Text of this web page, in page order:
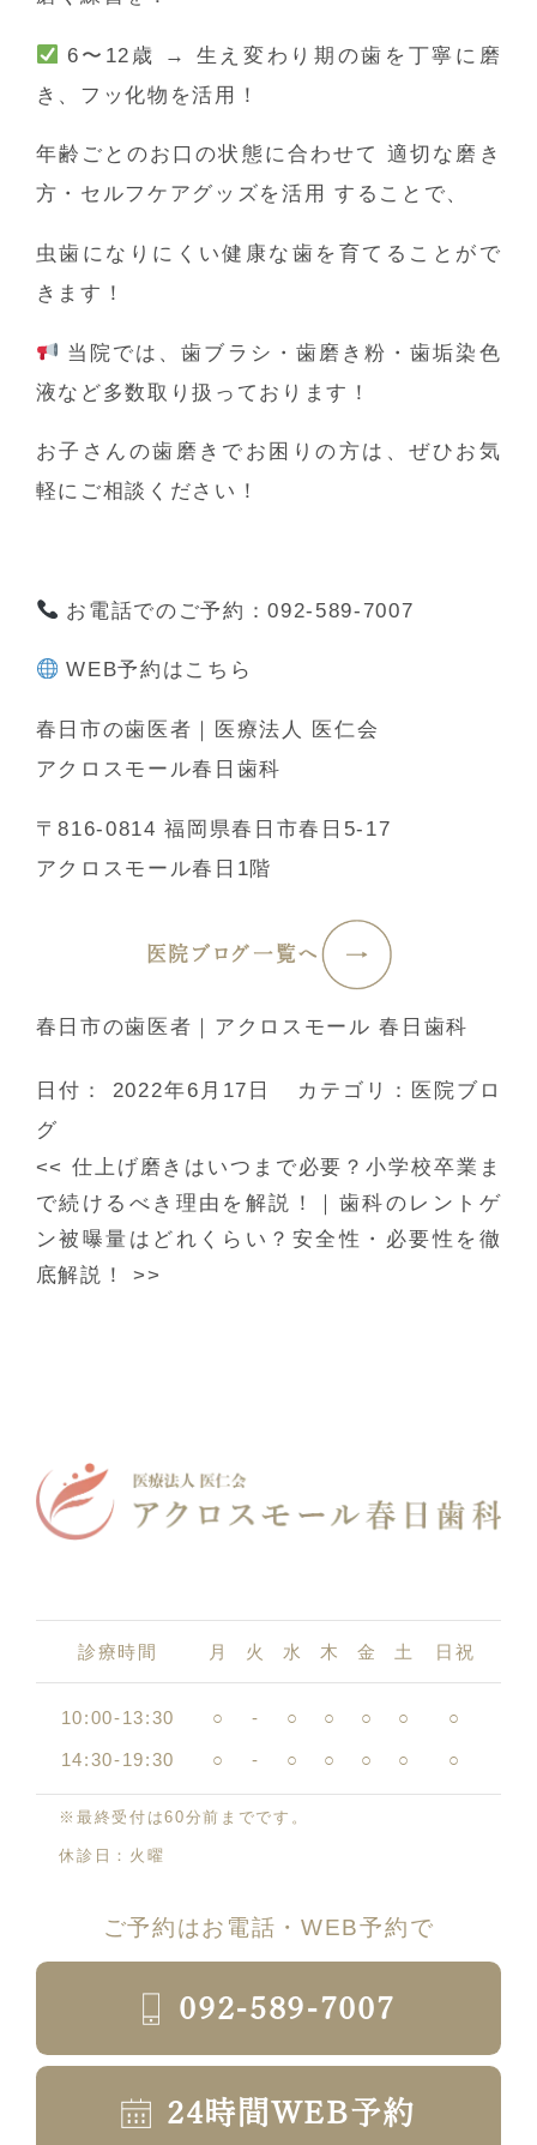
6〜12歳 → 生え変わり期の歯を丁寧に磨
き、フッ化物を活用！
年齢ごとのお口の状態に合わせて適切な磨き
方・セルフケアグッズを活用 することで、
虫歯になりにくい健康な歯を育てることがで
きます！
当院では、歯ブラシ・歯磨き粉・歯垢染色
液など多数取り扱っております！
お子さんの歯磨きでお困りの方は、ぜひお気
軽にご相談ください！
お電話でのご予約：092-589-7007
WEB予約はこちら
春日市の歯医者｜医療法人 医仁会
アクロスモール春日歯科
〒816-0814 福岡県春日市春日5-17
アクロスモール春日1階
医院ブログ一覧へ
春日市の歯医者｜アクロスモール 春日歯科
日付： 2022年6月17日 カテゴリ： 医院ブロ
グ
<< 仕上げ磨きはいつまで必要？小学校卒業ま
で続けるべき理由を解説！
｜ 歯科のレントゲ
ン被曝量はどれくらい？安全性・必要性を徹
底解説！>>
診療時間 月 火 水 木 金 土 日祝
10:00-13:30 ○ - ○ ○ ○ ○ ○
14:30-19:30 ○ - ○ ○ ○ ○ ○
※最終受付は60分前までです。
休診日：火曜
ご予約はお電話・WEB予約で
092-589-7007
24時間WEB予約